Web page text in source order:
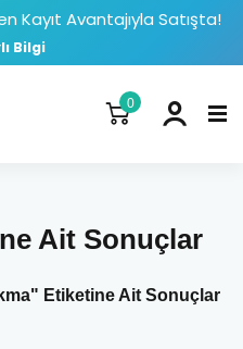
Kayıt Avantajıyla Satışta!
Bilgi
0
Ait Sonuçlar
Etiketine Ait Sonuçlar